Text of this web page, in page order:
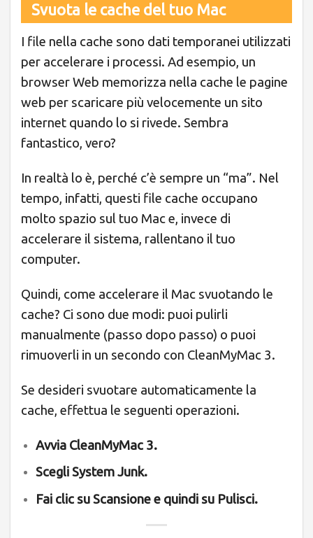
Svuota le cache del tuo Mac
I file nella cache sono dati temporanei utilizzati
per accelerare i processi. Ad esempio, un
browser Web memorizza nella cache le pagine
web per scaricare più velocemente un sito
internet quando lo si rivede. Sembra
fantastico, vero?
In realtà lo è, perché c’è sempre un “ma”. Nel
tempo, infatti, questi file cache occupano
molto spazio sul tuo Mac e, invece di
accelerare il sistema, rallentano il tuo
computer.
Quindi, come accelerare il Mac svuotando le
cache? Ci sono due modi: puoi pulirli
manualmente (passo dopo passo) o puoi
rimuoverli in un secondo con CleanMyMac 3.
Se desideri svuotare automaticamente la
cache, effettua le seguenti operazioni.
Avvia CleanMyMac 3.
Scegli System Junk.
Fai clic su Scansione e quindi su Pulisci.